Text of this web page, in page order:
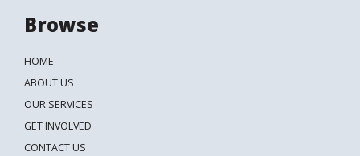
Browse
HOME
ABOUT US
OUR SERVICES
GET INVOLVED
CONTACT US